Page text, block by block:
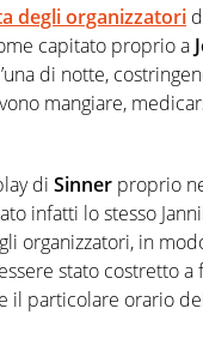
degli organizzatori
capitato proprio a
di notte,
mangiare,
di Sinner proprio
infatti lo stesso
organizzatori, in
stato costretto a
il particolare orario